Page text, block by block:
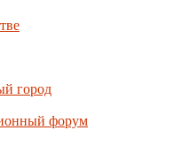
город
форум